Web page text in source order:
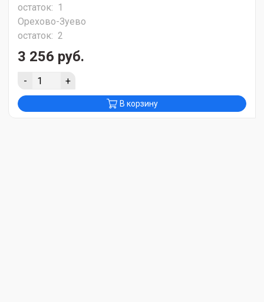
остаток: 1
Орехово-Зуево
остаток: 2
3 256 руб.
- +
В корзину